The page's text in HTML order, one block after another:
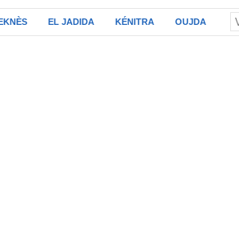
EL JADIDA KÉNITRA OUJDA